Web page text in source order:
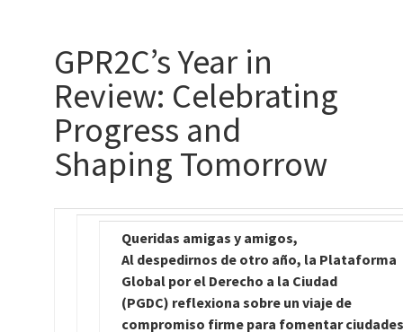
GPR2C’s Year in
Review: Celebrating
Progress and
Shaping Tomorrow
Queridas amigas y amigos,
Al despedirnos de otro año, la Plataforma
Global por el Derecho a la Ciudad
(PGDC) reflexiona sobre un viaje de
compromiso firme para fomentar